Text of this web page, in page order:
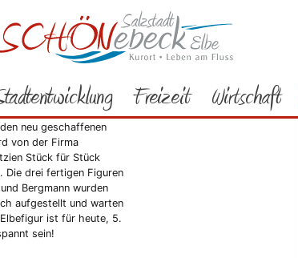
Freizeit Wirtschaft
Bürgerservice Aktuelles 2014
was zusammen gehört
was zusammen gehört. MarktSchönebeck am 4.
15.58 Uhr: Der sanierte
neu geschaffenen
von der Firma
Stück für Stück
Die drei fertigen Figuren
Bergmann wurden
aufgestellt und warten
ist für heute, 5.
sein!